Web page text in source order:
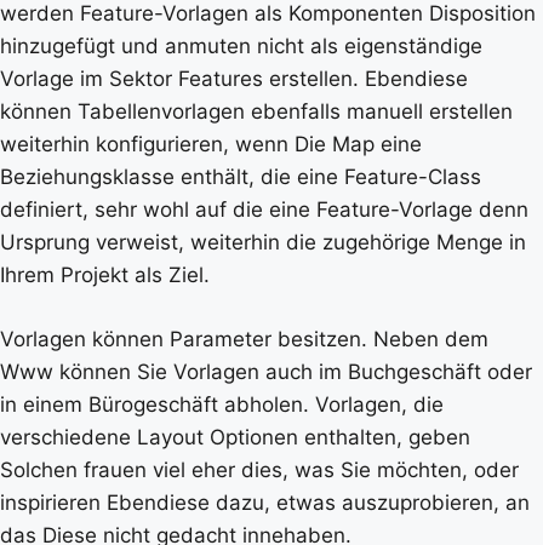
werden Feature-Vorlagen als Komponenten Disposition
hinzugefügt und anmuten nicht als eigenständige
Vorlage im Sektor Features erstellen. Ebendiese
können Tabellenvorlagen ebenfalls manuell erstellen
weiterhin konfigurieren, wenn Die Map eine
Beziehungsklasse enthält, die eine Feature-Class
definiert, sehr wohl auf die eine Feature-Vorlage denn
Ursprung verweist, weiterhin die zugehörige Menge in
Ihrem Projekt als Ziel.
Vorlagen können Parameter besitzen. Neben dem
Www können Sie Vorlagen auch im Buchgeschäft oder
in einem Bürogeschäft abholen. Vorlagen, die
verschiedene Layout Optionen enthalten, geben
Solchen frauen viel eher dies, was Sie möchten, oder
inspirieren Ebendiese dazu, etwas auszuprobieren, an
das Diese nicht gedacht innehaben.